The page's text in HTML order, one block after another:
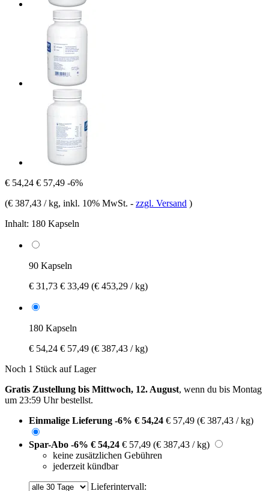
€ 54,24 € 57,49 -6%
(€ 387,43 / kg, inkl. 10% MwSt. - zzgl. Versand )
Inhalt: 180 Kapseln
90 Kapseln
€ 31,73 € 33,49 (€ 453,29 / kg)
180 Kapseln
€ 54,24 € 57,49 (€ 387,43 / kg)
Noch 1 Stück auf Lager
Gratis Zustellung bis Mittwoch, 12. August, wenn du bis Montag
um 23:59 Uhrbestellst.
Einmalige Lieferung -6% € 54,24 € 57,49 (€ 387,43 / kg)
Spar-Abo -6% € 54,24 € 57,49 (€ 387,43 / kg)
keine zusätzlichen Gebühren
jederzeit kündbar
Lieferintervall: